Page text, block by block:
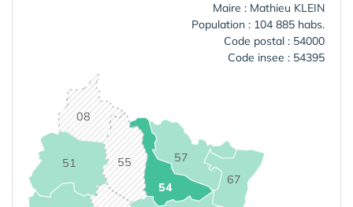
Maire : Mathieu KLEIN
Population : 104 885 habs.
Code postal : 54000
Code insee : 54395
08
51
54
55 57
67